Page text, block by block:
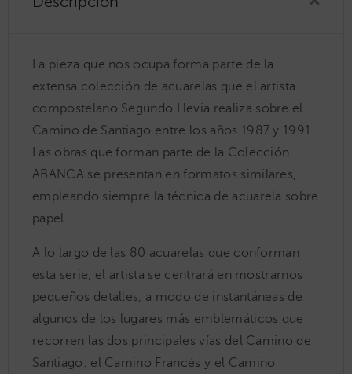
La pieza que nos ocupa forma parte de la
extensa colección de acuarelas que el artista
compostelano Segundo Hevia realiza sobre el
Camino de Santiago entre los años 1987 y 1991.
Las obras que forman parte de la Colección
ABANCA se presentan en formatos similares,
empleando siempre la técnica de acuarela sobre
papel.
A lo largo de las 80 acuarelas que conforman
esta serie, el artista se centrará en mostrarnos
pequeños detalles, a modo de instantáneas de
algunos de los lugares más emblemáticos que
recorren las dos principales vías del Camino de
Santiago: el Camino Francés y el Camino